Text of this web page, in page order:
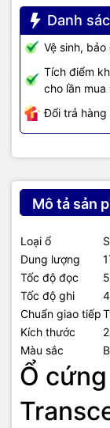
Danh
Vệ sinh,
Tích điểm
cho lần mua
Đổi trả hàng
Mô tả sản
Loại ổ
Dung lượng
Tốc độ đọc
Tốc độ ghi
Chuẩn giao tiếp
Kích thước
Màu sắc
Ổ